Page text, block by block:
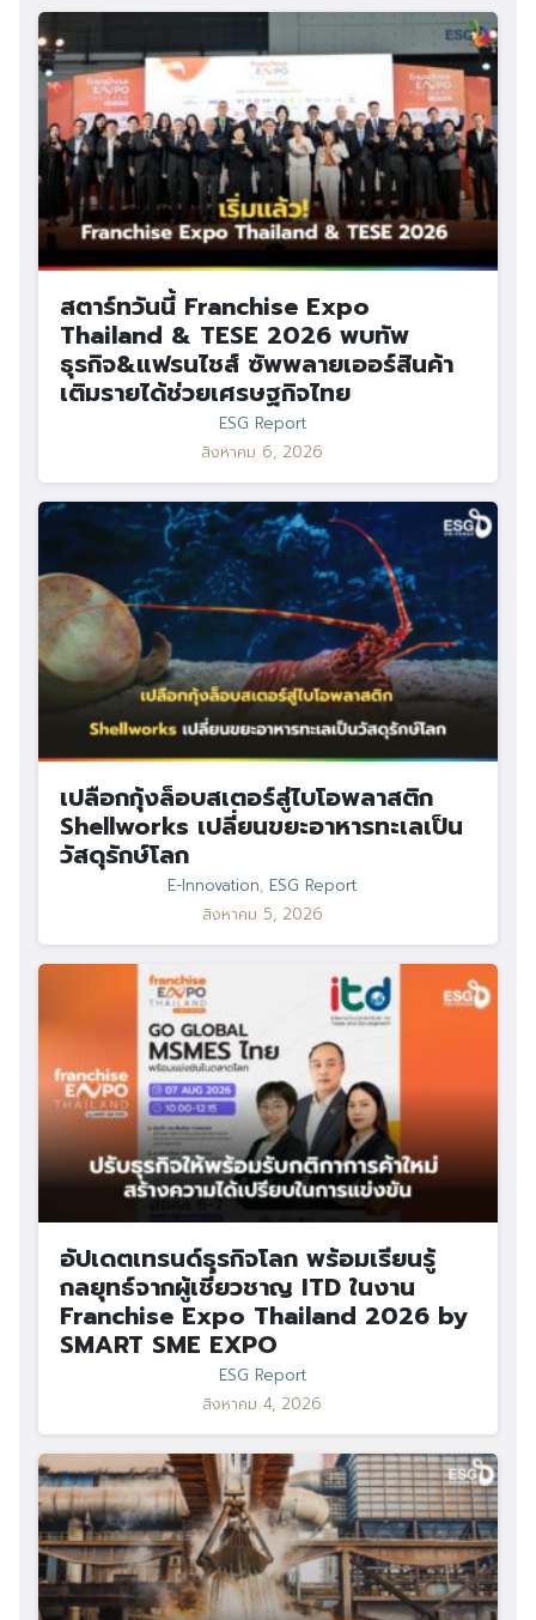
สตาร์ทวันนี้ Franchise Expo
Thailand & TESE 2026 พบทัพ
ธุรกิจ&แฟรนไชส์ ซัพพลายเออร์สินค้า
เติมรายได้ช่วยเศรษฐกิจไทย
ESG Report
สิงหาคม 6, 2026
เปลือกกุ้งล็อบสเตอร์สู่ไบโอพลาสติก
Shellworks เปลี่ยนขยะอาหารทะเลเป็น
วัสดุรักษ์โลก
E-Innovation, ESG Report
สิงหาคม 5, 2026
อัปเดตเทรนด์ธุรกิจโลก พร้อมเรียนรู้
กลยุทธ์จากผู้เชี่ยวชาญ ITD ในงาน
Franchise Expo Thailand 2026 by
SMART SME EXPO
ESG Report
สิงหาคม 4, 2026